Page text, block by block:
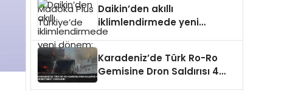
Daikin’den akıllı
iklimlendirmede yeni
dönem: Madoka Plus
Karadeniz’de Türk Ro-Ro
Gemisine Dron Saldırısı 4